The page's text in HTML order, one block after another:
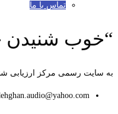
تماس با ما
“خوب
به سایت رسمی مرکز ارزیابی